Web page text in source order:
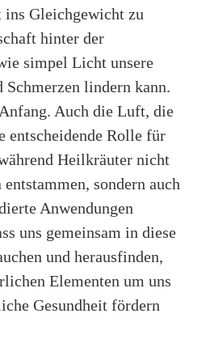
Gleichgewicht zu
hinter der
simpel Licht unsere
Schmerzen lindern kann.
Auch die Luft, die
entscheidende Rolle für
Heilkräuter nicht
sondern auch
Anwendungen
uns gemeinsam in diese
und herausfinden,
Elementen um uns
Gesundheit fördern